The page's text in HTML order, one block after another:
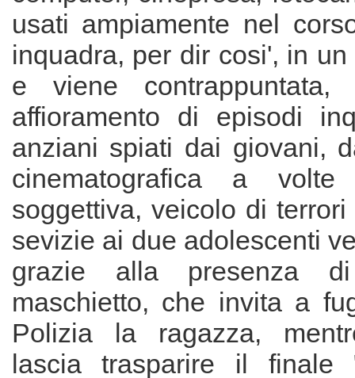
usati ampiamente nel
inquadra, per dir cosi', in
e viene
affioramento di episodi
anziani spiati dai giovani,
cinematografica a
soggettiva, veicolo di
sevizie ai due adolescenti
grazie alla presenza
maschietto, che invita a
Polizia la ragazza,
lascia trasparire il finale